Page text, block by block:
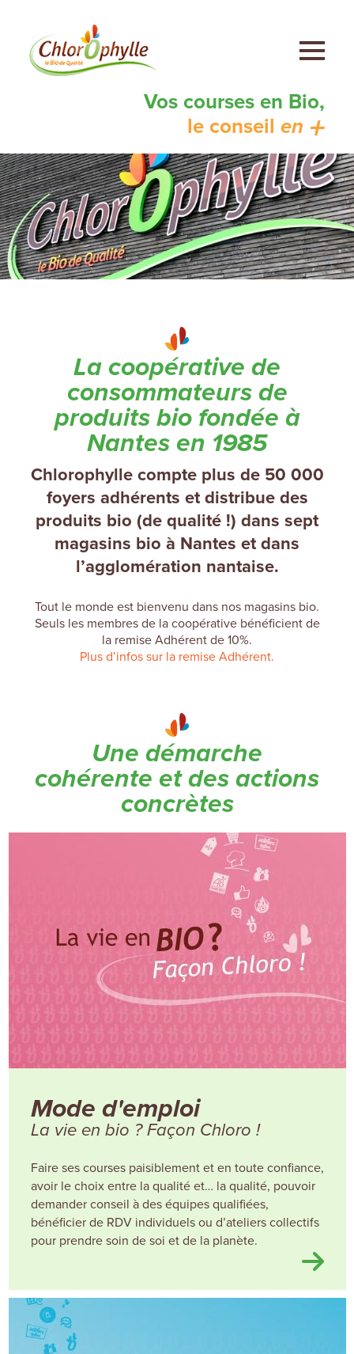
contenu
principal
Vos courses en Bio,
le conseil en +
Main
content
La coopérative de
consommateurs de
produits bio fondée à
Nantes en 1985
Chlorophylle compte plus de 50 000
foyers adhérents et distribue des
produits bio (de qualité !) dans sept
magasins bio à Nantes et dans
l’agglomération nantaise.
Tout le monde est bienvenu dans nos magasins bio.
Seuls les membres de la coopérative bénéficient de
la remise Adhérent de 10%.
Plus d’infos sur la remise Adhérent.
Une démarche
cohérente et des actions
concrètes
Mode d'emploi
La vie en bio ? Façon Chloro !
Faire ses courses paisiblement et en toute confiance,
avoir le choix entre la qualité et… la qualité, pouvoir
demander conseil à des équipes qualifiées,
bénéficier de RDV individuels ou d’ateliers collectifs
pour prendre soin de soi et de la planète.